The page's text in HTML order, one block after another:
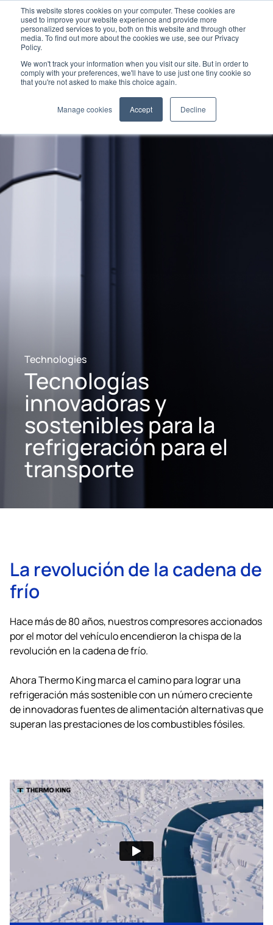
This website stores cookies on your computer. These cookies are
used to improve your website experience and provide more
personalized services to you, both on this website and through other
media. To find out more about the cookies we use, see our Privacy
Policy.
We won't track your information when you visit our site. But in order to
comply with your preferences, we'll have to use just one tiny cookie so
that you're not asked to make this choice again.
Manage cookies Accept Decline
Technologies
Tecnologías
innovadoras y
sostenibles para la
refrigeración para el
transporte
La revolución de la cadena de
frío
Hace más de 80 años, nuestros compresores accionados
por el motor del vehículo encendieron la chispa de la
revolución en la cadena de frío.
AhoraThermo Kingmarca el camino para lograr una
refrigeración más sostenible con un número creciente
de innovadoras fuentes de alimentación alternativas que
superan las prestaciones de los combustibles fósiles.
Tecnología con motor de
combustión
DirectDrive